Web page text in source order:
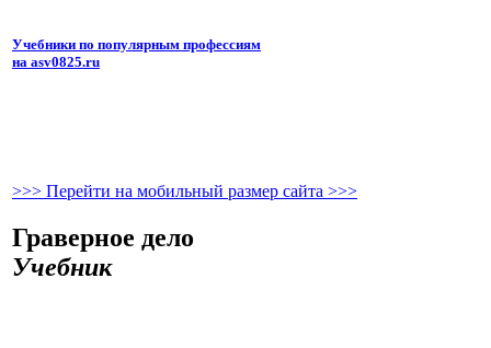
Учебники по популярным профессиям
на asv0825.ru
>>> Перейти на мобильный размер сайта >>>
Граверное дело
Учебник